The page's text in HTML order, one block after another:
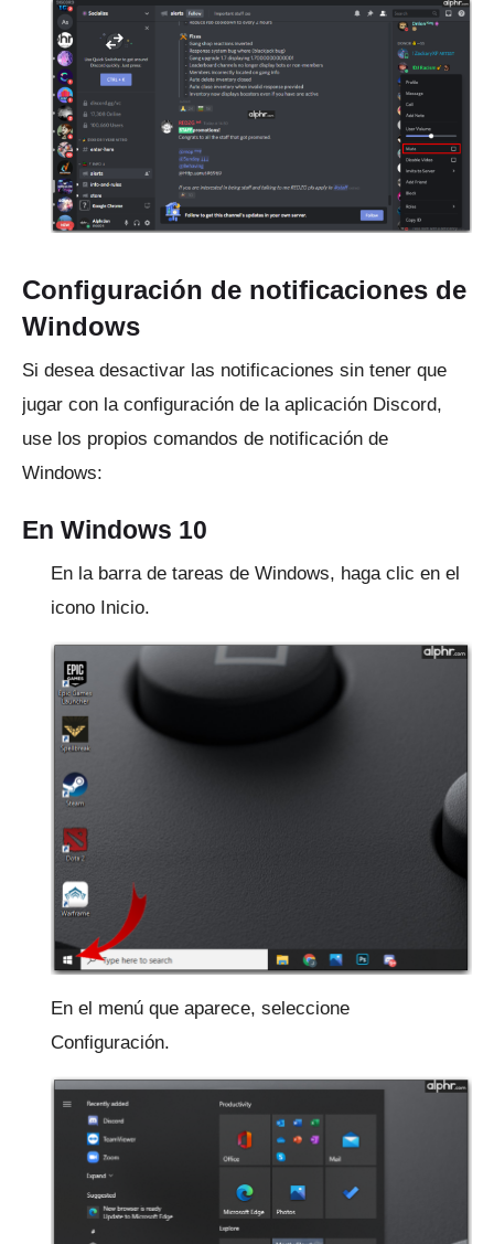
Configuración de notificaciones de
Windows
Si desea desactivar las notificaciones sin tener que
jugar con la configuración de la aplicación Discord,
use los propios comandos de notificación de
Windows:
En Windows 10
En la barra de tareas de Windows, haga clic en el
icono Inicio.
En el menú que aparece, seleccione
Configuración.